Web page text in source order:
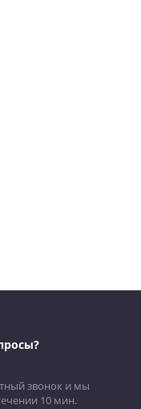
звонок и мы
10 мин.